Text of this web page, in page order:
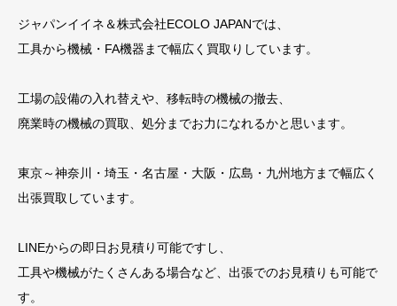
ジャパンイイネ＆株式会社ECOLO JAPANでは、
工具から機械・FA機器まで幅広く買取りしています。
工場の設備の入れ替えや、移転時の機械の撤去、
廃業時の機械の買取、処分までお力になれるかと思います。
東京～神奈川・埼玉・名古屋・大阪・広島・九州地方まで幅広く
出張買取しています。
LINEからの即日お見積り可能ですし、
工具や機械がたくさんある場合など、出張でのお見積りも可能で
す。